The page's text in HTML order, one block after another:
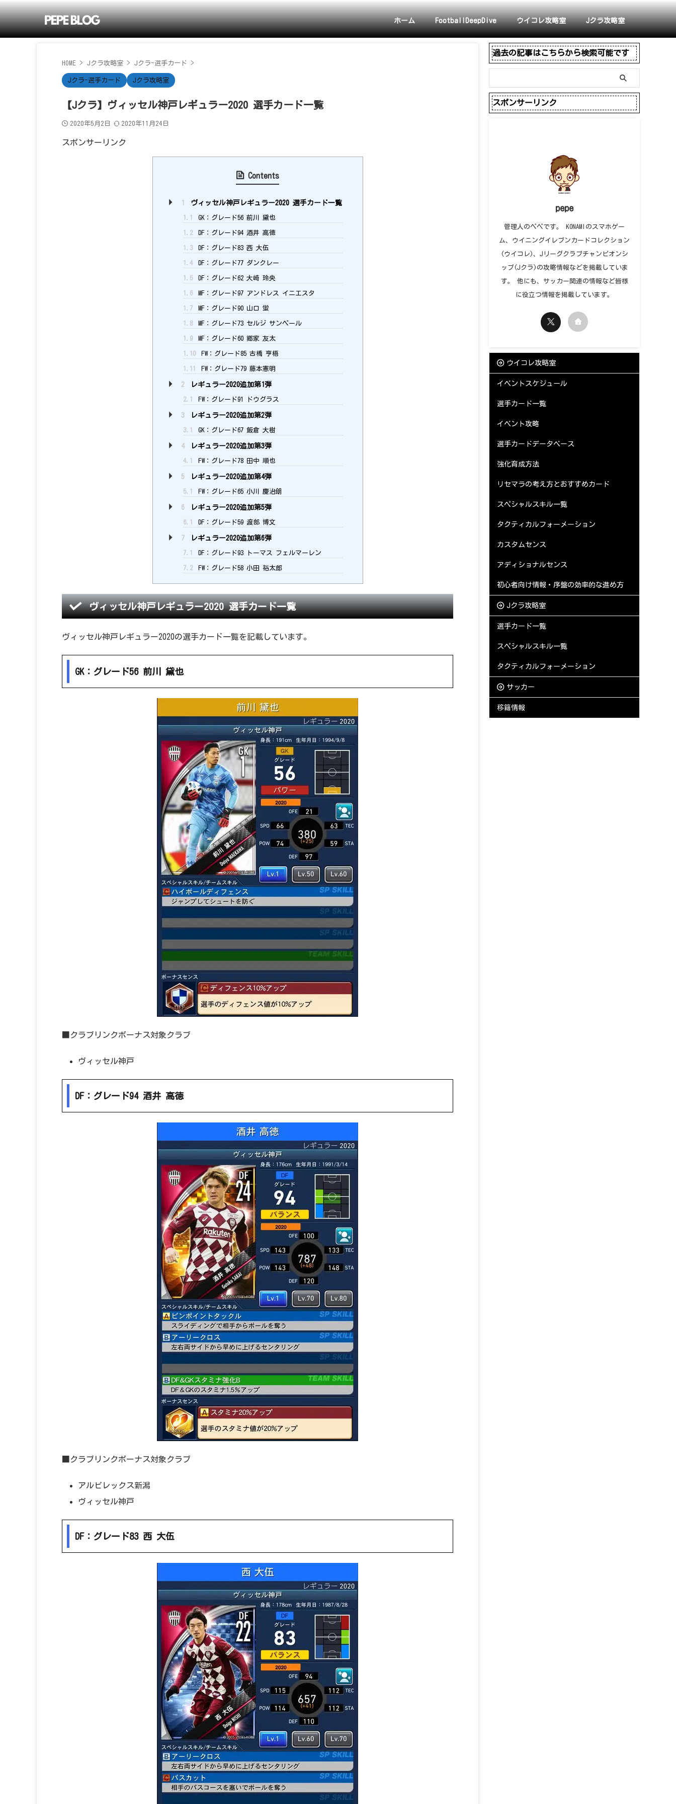
ホーム FootballDeepDive ウイコレ攻略室 Jクラ攻略室
HOME > Jクラ攻略室 > Jクラ-選手カード >
Jクラ-選手カード Jクラ攻略室
【Jクラ】ヴィッセル神戸レギュラー2020 選手カード一覧
2020年5月2日 2020年11月24日
スポンサーリンク
Contents
1 ヴィッセル神戸レギュラー2020 選手カード一覧
1.1 GK：グレード56 前川 黛也
1.2 DF：グレード94 酒井 高徳
1.3 DF：グレード83 西 大伍
1.4 DF：グレード77 ダンクレー
1.5 DF：グレード62 大崎 玲央
1.6 MF：グレード97 アンドレス イニエスタ
1.7 MF：グレード90 山口 蛍
1.8 MF：グレード73 セルジ サンペール
1.9 MF：グレード60 郷家 友太
1.10 FW：グレード85 古橋 亨梧
1.11 FW：グレード79 藤本憲明
2 レギュラー2020追加第1弾
2.1 FW：グレード91 ドウグラス
3 レギュラー2020追加第2弾
3.1 GK：グレード67 飯倉 大樹
4 レギュラー2020追加第3弾
4.1 FW：グレード78 田中 順也
5 レギュラー2020追加第4弾
5.1 FW：グレード65 小川 慶治朗
6 レギュラー2020追加第5弾
6.1 DF：グレード59 渡部 博文
7 レギュラー2020追加第6弾
7.1 DF：グレード93 トーマス フェルマーレン
7.2 FW：グレード58 小田 裕太郎
ヴィッセル神戸レギュラー2020 選手カード一覧
ヴィッセル神戸レギュラー2020の選手カード一覧を記載しています。
GK：グレード56 前川 黛也
■クラブリンクボーナス対象クラブ
ヴィッセル神戸
DF：グレード94 酒井 高徳
■クラブリンクボーナス対象クラブ
アルビレックス新潟
ヴィッセル神戸
DF：グレード83 西 大伍
過去の記事はこちらから検索可能です
スポンサーリンク
pepe
管理人のペペです。 KONAMIのスマホゲー
ム、ウイニングイレブンカードコレクション
(ウイコレ)、Jリーグクラブチャンピオンシ
ップ(Jクラ)の攻略情報などを掲載していま
す。 他にも、サッカー関連の情報など皆様
に役立つ情報を掲載しています。
ウイコレ攻略室
イベントスケジュール
選手カード一覧
イベント攻略
選手カードデータベース
強化育成方法
リセマラの考え方とおすすめカード
スペシャルスキル一覧
タクティカルフォーメーション
カスタムセンス
アディショナルセンス
初心者向け情報・序盤の効率的な進め方
Jクラ攻略室
選手カード一覧
スペシャルスキル一覧
タクティカルフォーメーション
サッカー
移籍情報